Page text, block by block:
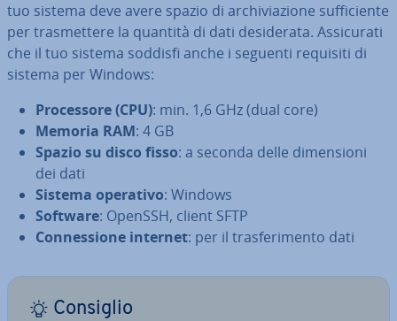
tuo sistema deve avere spazio di ar­chi­via­zio­ne suf­fi­cien­te
per tra­smet­te­re la quantità di dati de­si­de­ra­ta. As­si­cu­ra­ti
che il tuo sistema soddisfi anche i seguenti requisiti di
sistema per Windows:
Pro­ces­so­re (CPU): min. 1,6 GHz (dual core)
Memoria RAM: 4 GB
Spazio su disco fisso: a seconda delle di­men­sio­ni
dei dati
Sistema operativo: Windows
Software: OpenSSH, client SFTP
Con­nes­sio­ne internet: per il tra­sfe­ri­men­to dati
Consiglio